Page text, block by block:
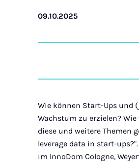
09.10.2025
Wie können Start-Ups und
Wachstum zu erzielen?
diese und weitere Themen
leverage data in start-
im InnoDom Cologne,